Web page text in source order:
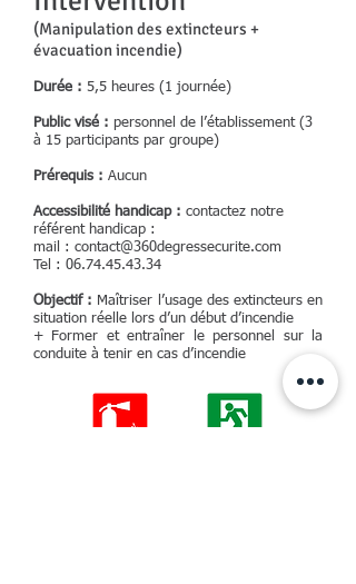
(Manipulation des extincteurs +
évacuation incendie)
Durée : 5,5 heures (1 journée)
Public visé : personnel de l’établissement (3
à 15 participants par groupe)
Prérequis : Aucun
Accessibilité handicap : contactez notre
référent handicap :
mail : contact@360degressecurite.com
Tel : 06.74.45.43.34
Objectif : Maîtriser l’usage des extincteurs en
situation réelle lors d’un début d’incendie
+ Former et entraîner le personnel sur la
conduite à tenir en cas d’incendie